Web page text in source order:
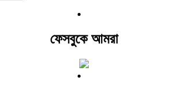
ফেসবুকে আমরা